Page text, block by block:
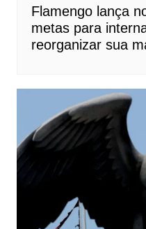
Flamengo lança
metas para
reorganizar sua